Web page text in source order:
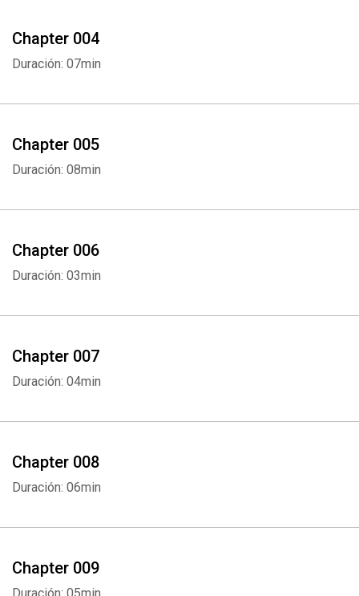
Chapter 004
Duración: 07min
Chapter 005
Duración: 08min
Chapter 006
Duración: 03min
Chapter 007
Duración: 04min
Chapter 008
Duración: 06min
Chapter 009